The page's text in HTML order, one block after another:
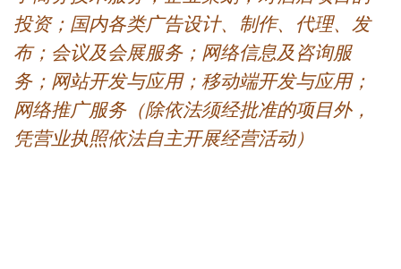
投资；国内各类广告设计、制作、代理、发
布；会议及会展服务；网络信息及咨询服
务；网站开发与应用；移动端开发与应用；
网络推广服务（除依法须经批准的项目外，
凭营业执照依法自主开展经营活动）